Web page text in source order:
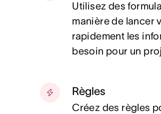
Utilisez des
manière de lancer
rapidement les
besoin pour un
Règles
Créez des règles